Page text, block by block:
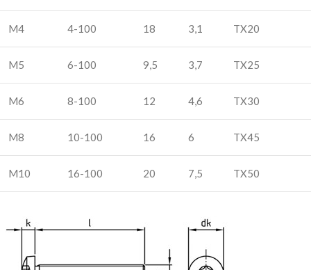
M4 4-100 18 3,1 TX20
M5 6-100 9,5 3,7 TX25
M6 8-100 12 4,6 TX30
M8 10-100 16 6 TX45
M10 16-100 20 7,5 TX50